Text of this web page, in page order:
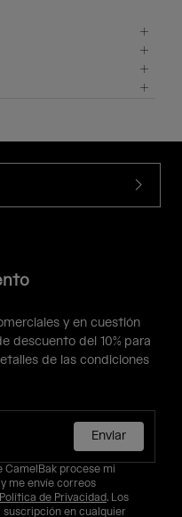
y en cuestión
descuento del 10% para
de las condiciones
Enviar
CamelBak procese mi
me envíe correos
Política de Privacidad. Los
en cualquier